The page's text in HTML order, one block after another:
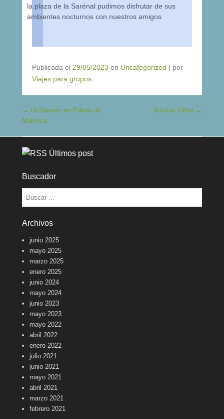
la plaza de la Sarénal pudimos disfrutar de sus
ambientes nocturnos con nuestros amigos
Publicada el 29/05/2023 en Uncategorized | por
Viajes para grupos
Navegación de entradas
← Un francés en Palma de
Mallorca
Articulo fútbol →
Últimos post
Buscador
Buscar
Archivos
junio 2025
mayo 2025
marzo 2025
enero 2025
junio 2024
mayo 2024
junio 2023
mayo 2023
mayo 2022
abril 2022
enero 2022
julio 2021
junio 2021
mayo 2021
abril 2021
marzo 2021
febrero 2021